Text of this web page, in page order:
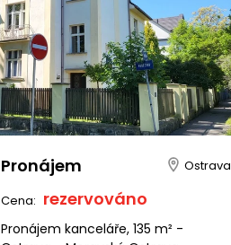
Pronájem Ostrava
Cena: rezervováno
Pronájem kanceláře, 135 m² -